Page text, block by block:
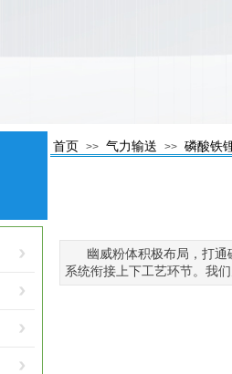
首页 >> 气力输送 >> 磷酸铁
幽威粉体积极布局，打
系统衔接上下工艺环节。我